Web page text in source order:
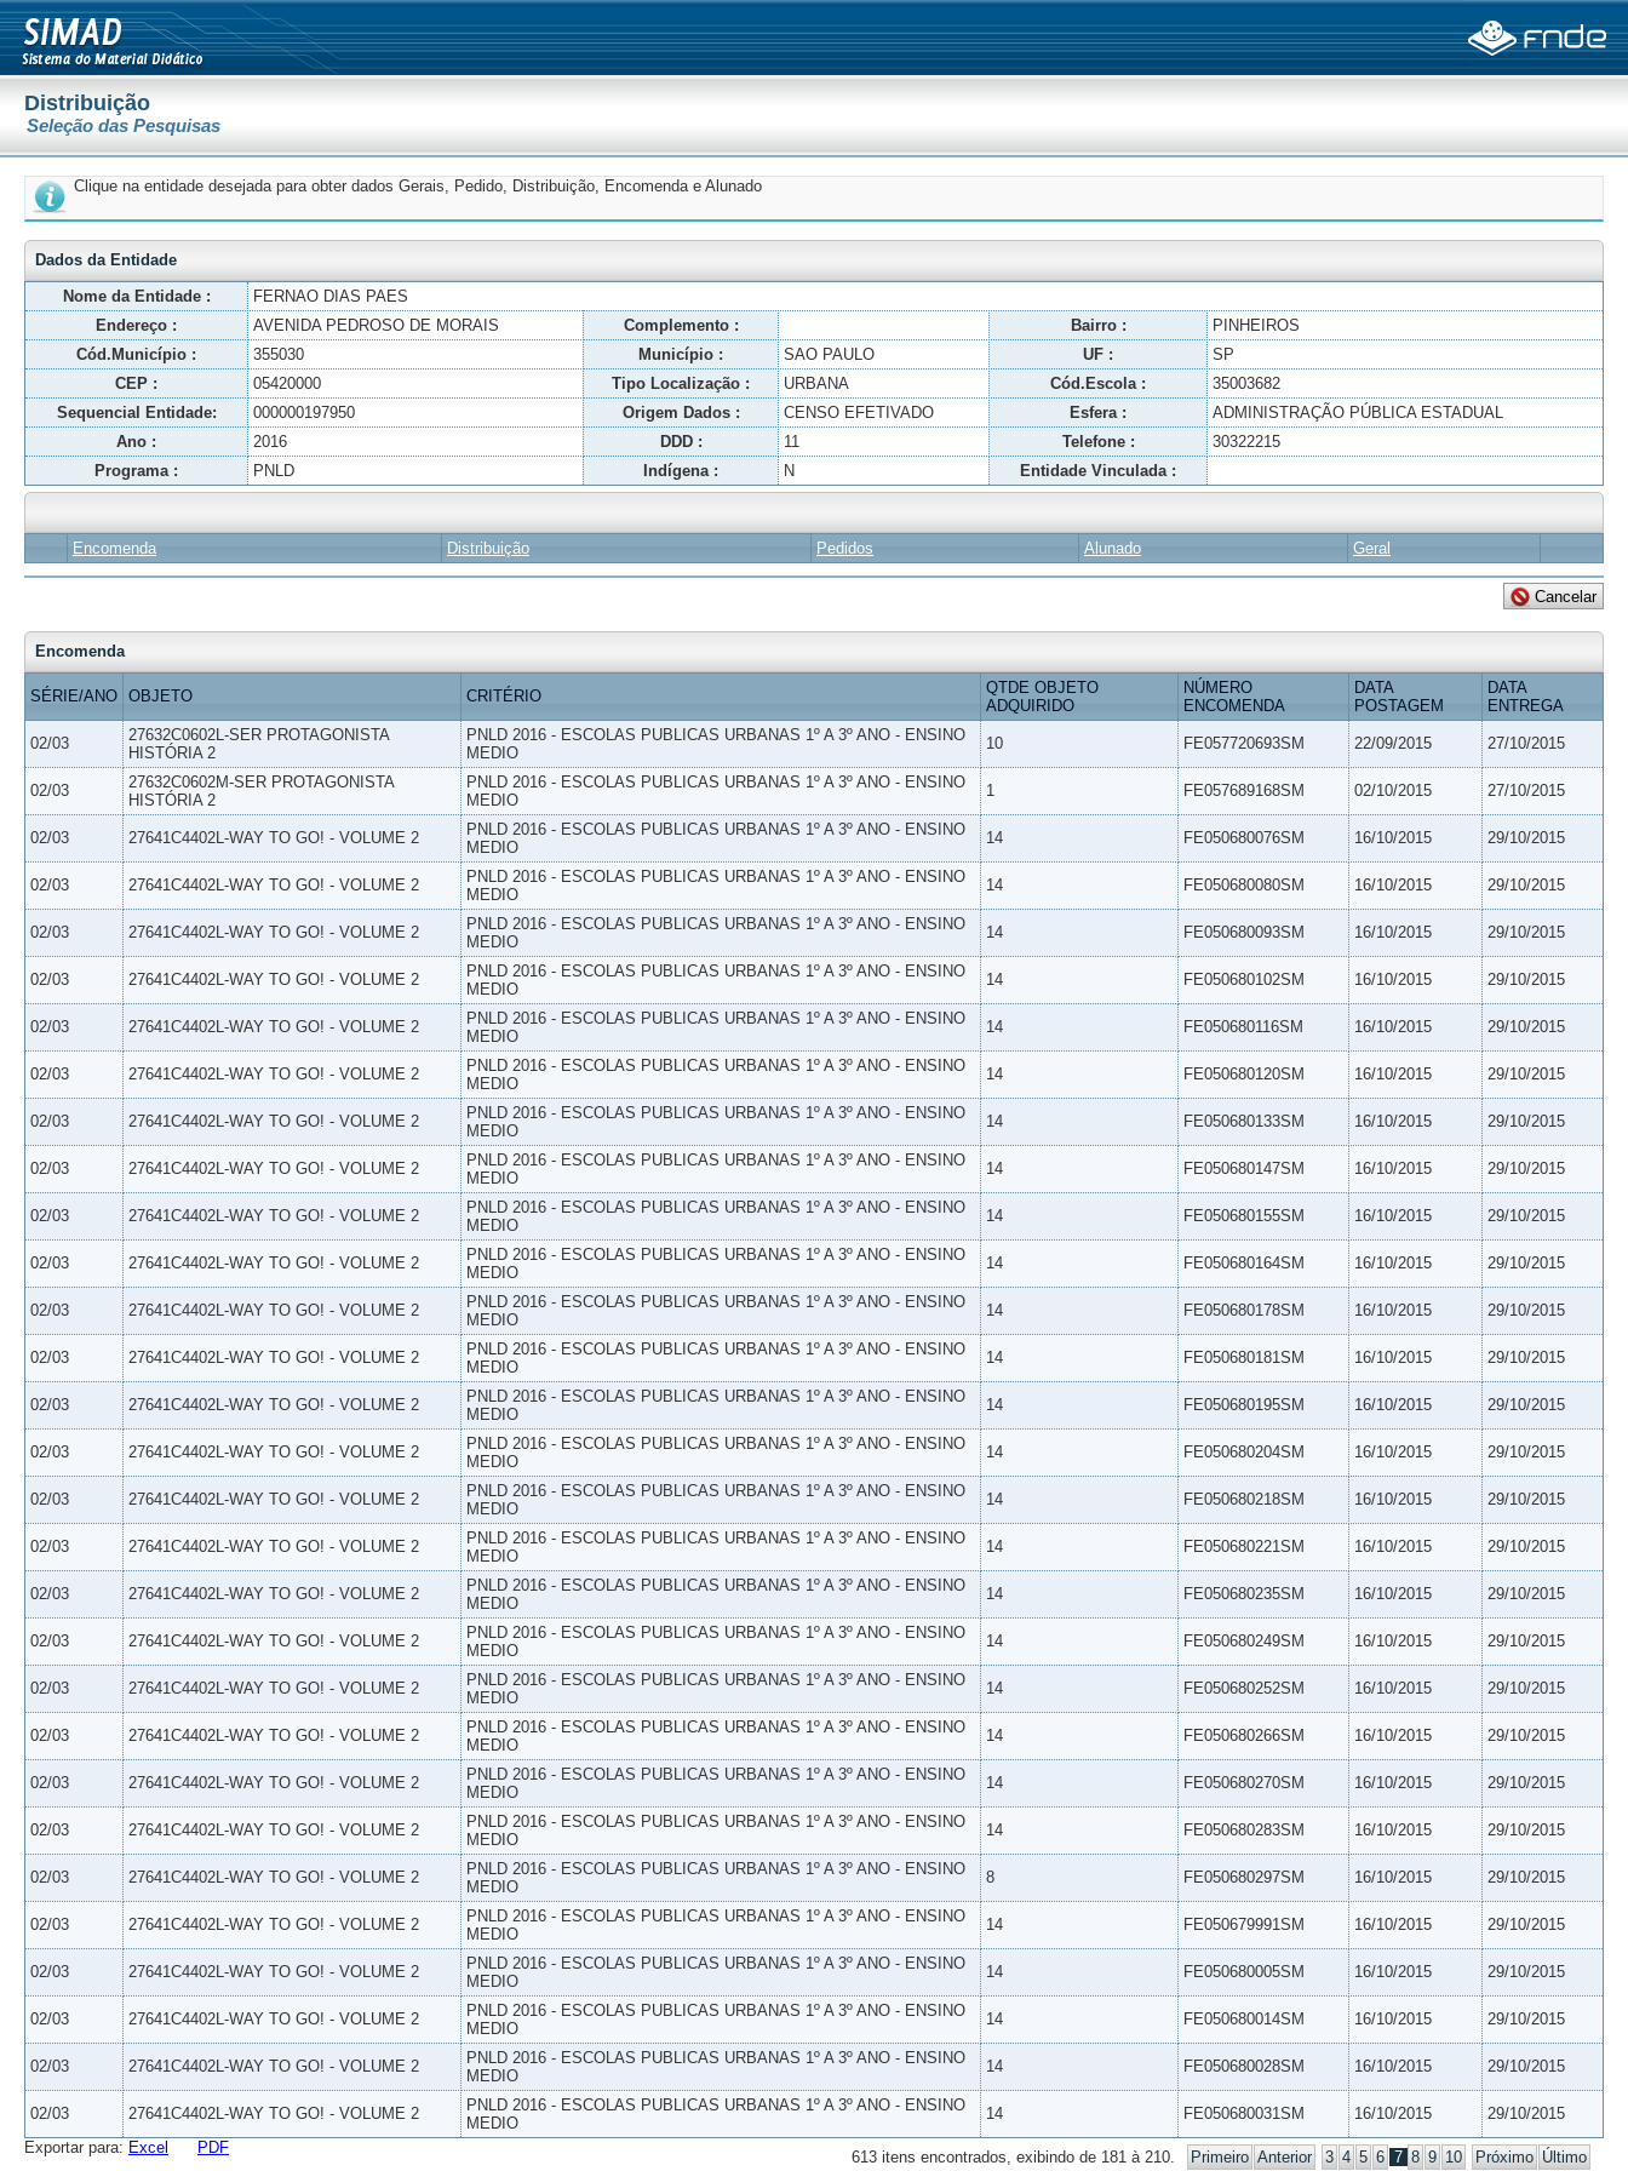
Distribuição
Seleção das Pesquisas
Clique na entidade desejada para obter dados Gerais, Pedido, Distribuição, Encomenda e Alunado
Dados da Entidade
Nome da Entidade :
FERNAO DIAS PAES
Endereço :
AVENIDA PEDROSO DE MORAIS Complemento : Bairro :
PINHEIROS
Cód.Município :
355030 Município : SAO PAULO UF :
SP
CEP :
05420000 Tipo Localização : URBANA Cód.Escola :
35003682
Sequencial Entidade:
000000197950 Origem Dados : CENSO EFETIVADO Esfera :
ADMINISTRAÇÃO PÚBLICA ESTADUAL
Ano :
2016 DDD : 11 Telefone :
30322215
Programa :
PNLD Indígena : N Entidade Vinculada :
Encomenda Distribuição Pedidos Alunado Geral
Encomenda
SÉRIE/ANO OBJETO CRITÉRIO
QTDE OBJETO
ADQUIRIDO
NÚMERO
ENCOMENDA
DATA
POSTAGEM
DATA
ENTREGA
02/03
27632C0602L-SER PROTAGONISTA
HISTÓRIA 2
PNLD 2016 - ESCOLAS PUBLICAS URBANAS 1º A 3º ANO - ENSINO
MEDIO
10 FE057720693SM 22/09/2015 27/10/2015
02/03
27632C0602M-SER PROTAGONISTA
HISTÓRIA 2
PNLD 2016 - ESCOLAS PUBLICAS URBANAS 1º A 3º ANO - ENSINO
MEDIO
1 FE057689168SM 02/10/2015 27/10/2015
02/03 27641C4402L-WAY TO GO! - VOLUME 2
PNLD 2016 - ESCOLAS PUBLICAS URBANAS 1º A 3º ANO - ENSINO
MEDIO
14 FE050680076SM 16/10/2015 29/10/2015
02/03 27641C4402L-WAY TO GO! - VOLUME 2
PNLD 2016 - ESCOLAS PUBLICAS URBANAS 1º A 3º ANO - ENSINO
MEDIO
14 FE050680080SM 16/10/2015 29/10/2015
02/03 27641C4402L-WAY TO GO! - VOLUME 2
PNLD 2016 - ESCOLAS PUBLICAS URBANAS 1º A 3º ANO - ENSINO
MEDIO
14 FE050680093SM 16/10/2015 29/10/2015
02/03 27641C4402L-WAY TO GO! - VOLUME 2
PNLD 2016 - ESCOLAS PUBLICAS URBANAS 1º A 3º ANO - ENSINO
MEDIO
14 FE050680102SM 16/10/2015 29/10/2015
02/03 27641C4402L-WAY TO GO! - VOLUME 2
PNLD 2016 - ESCOLAS PUBLICAS URBANAS 1º A 3º ANO - ENSINO
MEDIO
14 FE050680116SM 16/10/2015 29/10/2015
02/03 27641C4402L-WAY TO GO! - VOLUME 2
PNLD 2016 - ESCOLAS PUBLICAS URBANAS 1º A 3º ANO - ENSINO
MEDIO
14 FE050680120SM 16/10/2015 29/10/2015
02/03 27641C4402L-WAY TO GO! - VOLUME 2
PNLD 2016 - ESCOLAS PUBLICAS URBANAS 1º A 3º ANO - ENSINO
MEDIO
14 FE050680133SM 16/10/2015 29/10/2015
02/03 27641C4402L-WAY TO GO! - VOLUME 2
PNLD 2016 - ESCOLAS PUBLICAS URBANAS 1º A 3º ANO - ENSINO
MEDIO
14 FE050680147SM 16/10/2015 29/10/2015
02/03 27641C4402L-WAY TO GO! - VOLUME 2
PNLD 2016 - ESCOLAS PUBLICAS URBANAS 1º A 3º ANO - ENSINO
MEDIO
14 FE050680155SM 16/10/2015 29/10/2015
02/03 27641C4402L-WAY TO GO! - VOLUME 2
PNLD 2016 - ESCOLAS PUBLICAS URBANAS 1º A 3º ANO - ENSINO
MEDIO
14 FE050680164SM 16/10/2015 29/10/2015
02/03 27641C4402L-WAY TO GO! - VOLUME 2
PNLD 2016 - ESCOLAS PUBLICAS URBANAS 1º A 3º ANO - ENSINO
MEDIO
14 FE050680178SM 16/10/2015 29/10/2015
02/03 27641C4402L-WAY TO GO! - VOLUME 2
PNLD 2016 - ESCOLAS PUBLICAS URBANAS 1º A 3º ANO - ENSINO
MEDIO
14 FE050680181SM 16/10/2015 29/10/2015
02/03 27641C4402L-WAY TO GO! - VOLUME 2
PNLD 2016 - ESCOLAS PUBLICAS URBANAS 1º A 3º ANO - ENSINO
MEDIO
14 FE050680195SM 16/10/2015 29/10/2015
02/03 27641C4402L-WAY TO GO! - VOLUME 2
PNLD 2016 - ESCOLAS PUBLICAS URBANAS 1º A 3º ANO - ENSINO
MEDIO
14 FE050680204SM 16/10/2015 29/10/2015
02/03 27641C4402L-WAY TO GO! - VOLUME 2
PNLD 2016 - ESCOLAS PUBLICAS URBANAS 1º A 3º ANO - ENSINO
MEDIO
14 FE050680218SM 16/10/2015 29/10/2015
02/03 27641C4402L-WAY TO GO! - VOLUME 2
PNLD 2016 - ESCOLAS PUBLICAS URBANAS 1º A 3º ANO - ENSINO
MEDIO
14 FE050680221SM 16/10/2015 29/10/2015
02/03 27641C4402L-WAY TO GO! - VOLUME 2
PNLD 2016 - ESCOLAS PUBLICAS URBANAS 1º A 3º ANO - ENSINO
MEDIO
14 FE050680235SM 16/10/2015 29/10/2015
02/03 27641C4402L-WAY TO GO! - VOLUME 2
PNLD 2016 - ESCOLAS PUBLICAS URBANAS 1º A 3º ANO - ENSINO
MEDIO
14 FE050680249SM 16/10/2015 29/10/2015
02/03 27641C4402L-WAY TO GO! - VOLUME 2
PNLD 2016 - ESCOLAS PUBLICAS URBANAS 1º A 3º ANO - ENSINO
MEDIO
14 FE050680252SM 16/10/2015 29/10/2015
02/03 27641C4402L-WAY TO GO! - VOLUME 2
PNLD 2016 - ESCOLAS PUBLICAS URBANAS 1º A 3º ANO - ENSINO
MEDIO
14 FE050680266SM 16/10/2015 29/10/2015
02/03 27641C4402L-WAY TO GO! - VOLUME 2
PNLD 2016 - ESCOLAS PUBLICAS URBANAS 1º A 3º ANO - ENSINO
MEDIO
14 FE050680270SM 16/10/2015 29/10/2015
02/03 27641C4402L-WAY TO GO! - VOLUME 2
PNLD 2016 - ESCOLAS PUBLICAS URBANAS 1º A 3º ANO - ENSINO
MEDIO
14 FE050680283SM 16/10/2015 29/10/2015
02/03 27641C4402L-WAY TO GO! - VOLUME 2
PNLD 2016 - ESCOLAS PUBLICAS URBANAS 1º A 3º ANO - ENSINO
MEDIO
8 FE050680297SM 16/10/2015 29/10/2015
02/03 27641C4402L-WAY TO GO! - VOLUME 2
PNLD 2016 - ESCOLAS PUBLICAS URBANAS 1º A 3º ANO - ENSINO
MEDIO
14 FE050679991SM 16/10/2015 29/10/2015
02/03 27641C4402L-WAY TO GO! - VOLUME 2
PNLD 2016 - ESCOLAS PUBLICAS URBANAS 1º A 3º ANO - ENSINO
MEDIO
14 FE050680005SM 16/10/2015 29/10/2015
02/03 27641C4402L-WAY TO GO! - VOLUME 2
PNLD 2016 - ESCOLAS PUBLICAS URBANAS 1º A 3º ANO - ENSINO
MEDIO
14 FE050680014SM 16/10/2015 29/10/2015
02/03 27641C4402L-WAY TO GO! - VOLUME 2
PNLD 2016 - ESCOLAS PUBLICAS URBANAS 1º A 3º ANO - ENSINO
MEDIO
14 FE050680028SM 16/10/2015 29/10/2015
02/03 27641C4402L-WAY TO GO! - VOLUME 2
PNLD 2016 - ESCOLAS PUBLICAS URBANAS 1º A 3º ANO - ENSINO
MEDIO
14 FE050680031SM 16/10/2015 29/10/2015
613 itens encontrados, exibindo de 181 à 210. Primeiro Anterior 3 4 5 6 7 8 9 10 Próximo Último
Exportar para: Excel PDF